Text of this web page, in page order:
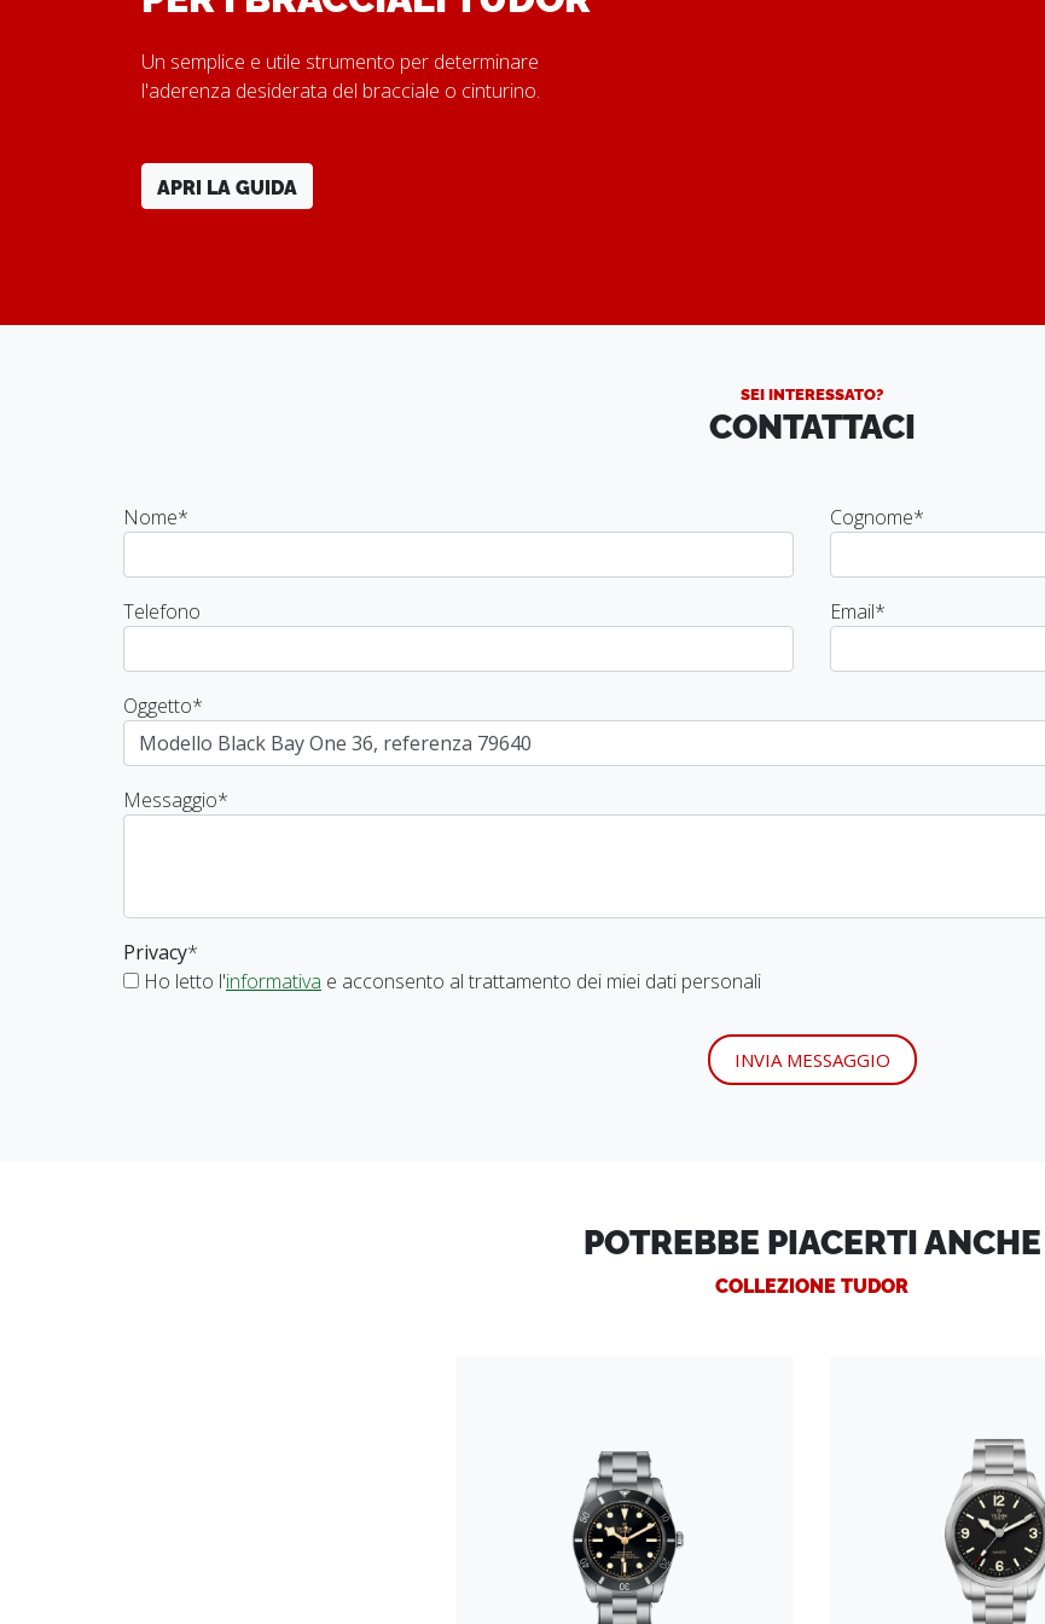
Un semplice e utile strumento per determinare
l'aderenza desiderata del bracciale o cinturino.
APRI LA GUIDA
SEI INTERESSATO?
CONTATTACI
Nome* Cognome*
Telefono Email*
Oggetto*
Messaggio*
Privacy*
Ho letto l'informativa e acconsento al trattamento dei miei dati personali
INVIA MESSAGGIO
POTREBBE PIACERTI ANCHE
COLLEZIONE TUDOR